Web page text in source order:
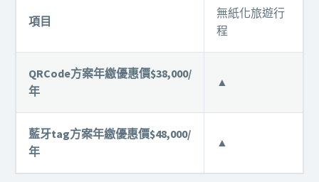
項目
無紙化旅遊行
程
QRCode方案年繳優惠價$38,000/
年
▲
藍牙tag方案年繳優惠價$48,000/
年
▲